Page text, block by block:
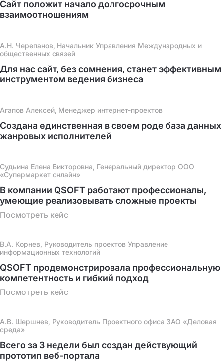
Сайт положит начало долгосрочным
взаимоотношениям
А.Н. Черепанов, Начальник Управления Международных и
общественных связей
Для нас сайт, без сомнения, станет эффективным
инструментом ведения бизнеса
Агапов Алексей, Менеджер интернет-проектов
Создана единственная в своем роде база данных
жанровых исполнителей
Судьина Елена Викторовна, Генеральный директор ООО
«Супермаркет онлайн»
В компании QSOFT работают профессионалы,
умеющие реализовывать сложные проекты
Посмотреть кейс
В.А. Корнев, Руководитель проектов Управление
информационных технологий
QSOFT продемонстрировала профессиональную
компетентность и гибкий подход
Посмотреть кейс
А.В. Шершнев, Руководитель Проектного офиса ЗАО «Деловая
среда»
Всего за 3 недели был создан действующий
прототип веб-портала